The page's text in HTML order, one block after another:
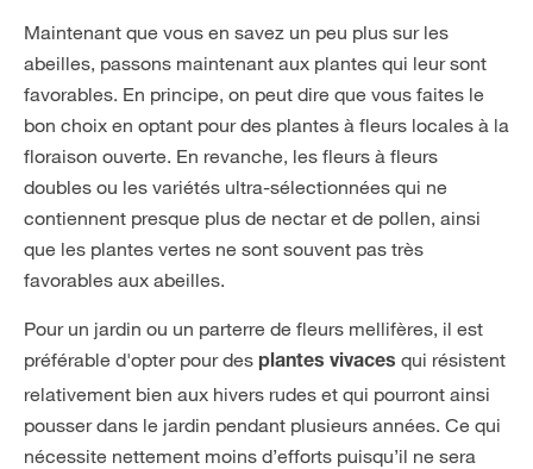
Maintenant que vous en savez un peu plus sur les
abeilles, passons maintenant aux plantes qui leur sont
favorables. En principe, on peut dire que vous faites le
bon choix en optant pour des plantes à fleurs locales à la
floraison ouverte. En revanche, les fleurs à fleurs
doubles ou les variétés ultra-sélectionnées qui ne
contiennent presque plus de nectar et de pollen, ainsi
que les plantes vertes ne sont souvent pas très
favorables aux abeilles.
Pour un jardin ou un parterre de fleurs mellifères, il est
préférable d'opter pour des plantes vivaces qui résistent
relativement bien aux hivers rudes et qui pourront ainsi
pousser dans le jardin pendant plusieurs années. Ce qui
nécessite nettement moins d’efforts puisqu’il ne sera